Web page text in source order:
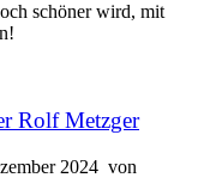
schöner wird, mit
Rolf Metzger
2024 von